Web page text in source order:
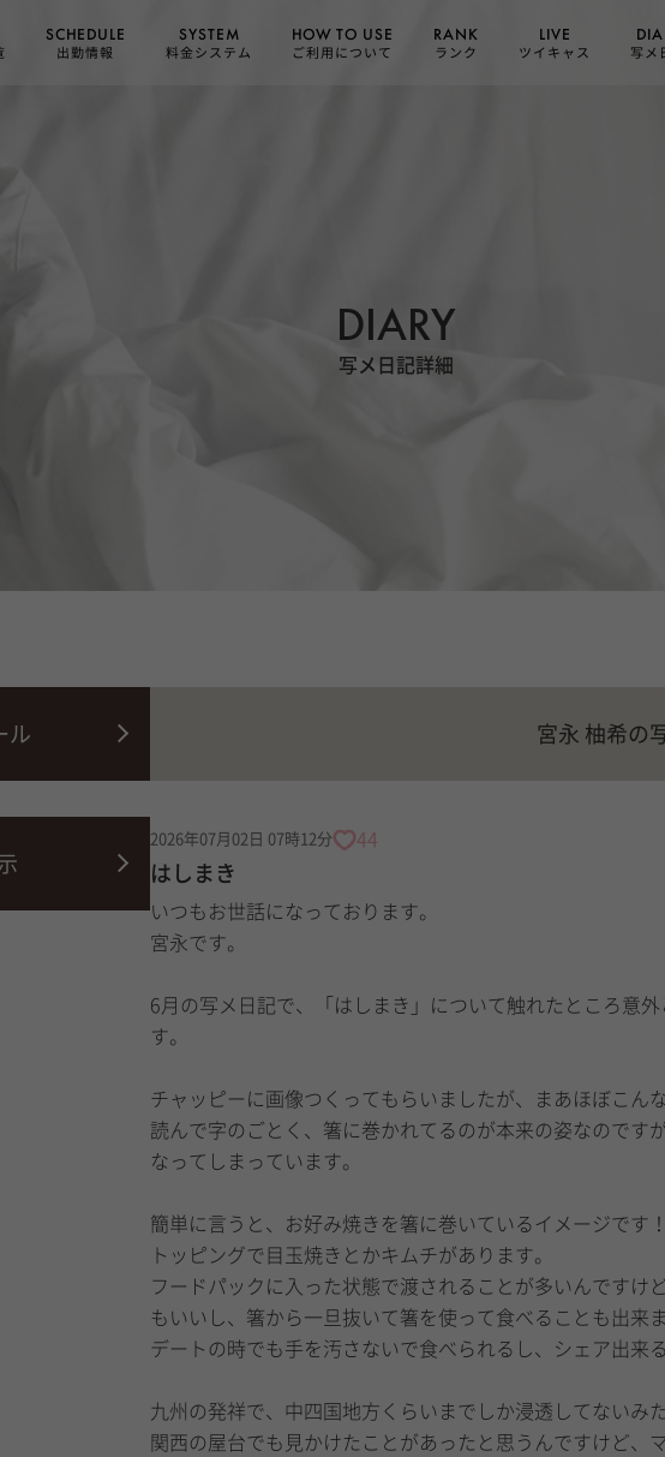
DIARY
写メ日記詳細
SCHEDULE
出勤情報
SYSTEM
料金システム
HOW TO USE
ご利用について
RANK
ランク
LIVE
ツイキャス 写メ
ル 宮永 柚希の
2026年07月02日 07時12分 44
はしまき
いつもお世話になっております。
宮永です。
6月の写メ日記で、「はしまき」について触れたところ意
す。
チャッピーに画像つくってもらいましたが、まあほぼこん
読んで字のごとく、箸に巻かれてるのが本来の姿なのです
なってしまっています。
簡単に言うと、お好み焼きを箸に巻いているイメージです
トッピングで目玉焼きとかキムチがあります。
フードパックに入った状態で渡されることが多いんですけ
もいいし、箸から一旦抜いて箸を使って食べることも出来
デートの時でも手を汚さないで食べられるし、シェア出来
九州の発祥で、中四国地方くらいまでしか浸透してないみ
関西の屋台でも見かけたことがあったと思うんですけど、